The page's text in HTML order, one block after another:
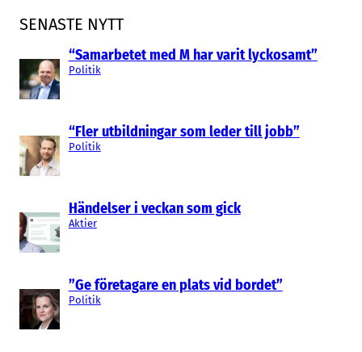
SENASTE NYTT
“Samarbetet med M har varit lyckosamt”
Politik
“Fler utbildningar som leder till jobb”
Politik
Händelser i veckan som gick
Aktier
”Ge företagare en plats vid bordet”
Politik